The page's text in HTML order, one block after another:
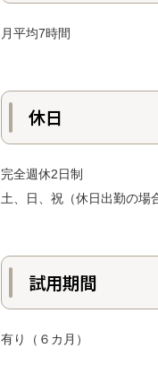
月平均7時間
休日
完全週休2日制
土、日、祝（休日出勤の場
試用期間
有り（６カ月）